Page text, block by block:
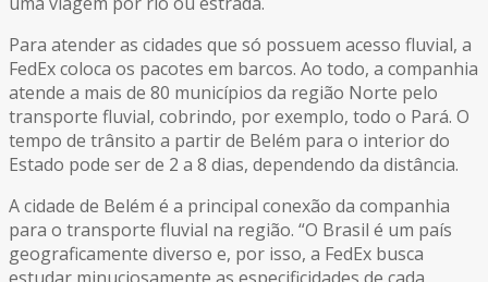
Para atender as cidades que só possuem acesso fluvial, a
FedEx coloca os pacotes em barcos. Ao todo, a companhia
atende a mais de 80 municípios da região Norte pelo
transporte fluvial, cobrindo, por exemplo, todo o Pará. O
tempo de trânsito a partir de Belém para o interior do
Estado pode ser de 2 a 8 dias, dependendo da distância.
A cidade de Belém é a principal conexão da companhia
para o transporte fluvial na região. “O Brasil é um país
geograficamente diverso e, por isso, a FedEx busca